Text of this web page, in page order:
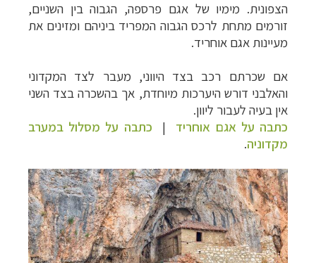
הצפונית. מימיו של אגם פרספה, הגבוה בין השניים,
זורמים מתחת לרכס הגבוה המפריד ביניהם ומזינים את
מעיינות אגם אוחריד.
אם שכרתם רכב בצד היווני, מעבר לצד המקדוני
והאלבני דורש היערכות מיוחדת, אך בהשכרה בצד השני
אין בעיה לעבור ליוון.
כתבה על אגם אוחריד | כתבה על מסלול במערב
מקדוניה.